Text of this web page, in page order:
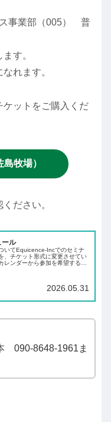
事業部（005） 普
す。
れます。
ケットをご購入くだ
牧場）
ださい。
ール
いてEquicence-Incでのセミナ
、チケット形式に変更させてい
レンダーから参加を希望するセ
2026.05.31
090-8648-1961ま